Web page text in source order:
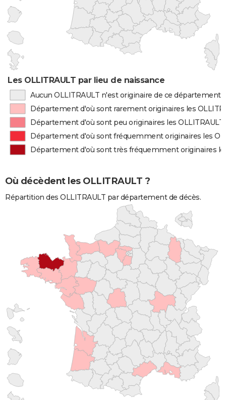
Les OLLITRAULT par lieu de naissance
Aucun OLLITRAULT n'est originaire de ce département
Département d'où sont rarement originaires les
Département d'où sont peu originaires les OLLITRAULT
Département d'où sont fréquemment originaires les
Département d'où sont très fréquemment originaires
Où décèdent les OLLITRAULT ?
Répartition des OLLITRAULT par département de décès.